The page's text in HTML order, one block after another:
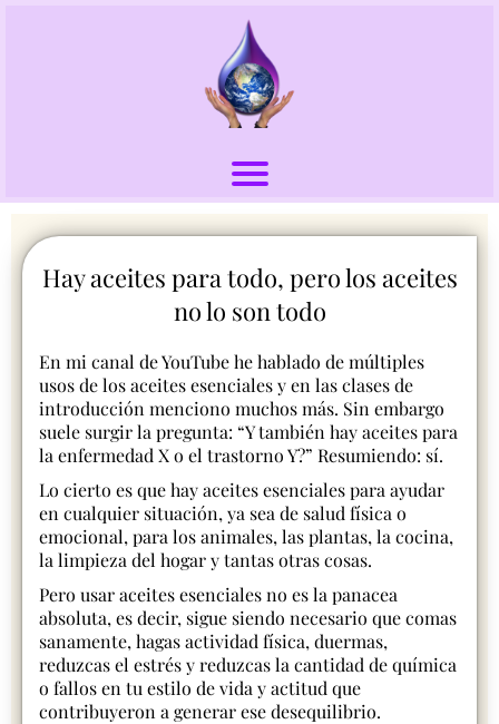
Hay aceites para todo, pero los aceites
no lo son todo
En mi canal de YouTube he hablado de múltiples
usos de los aceites esenciales y en las clases de
introducción menciono muchos más. Sin embargo
suele surgir la pregunta: “Y también hay aceites para
la enfermedad X o el trastorno Y?” Resumiendo: sí.
Lo cierto es que hay aceites esenciales para ayudar
en cualquier situación, ya sea de salud física o
emocional, para los animales, las plantas, la cocina,
la limpieza del hogar y tantas otras cosas.
Pero usar aceites esenciales no es la panacea
absoluta, es decir, sigue siendo necesario que comas
sanamente, hagas actividad física, duermas,
reduzcas el estrés y reduzcas la cantidad de química
o fallos en tu estilo de vida y actitud que
contribuyeron a generar ese desequilibrio.